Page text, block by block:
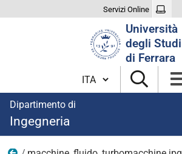
Servizi Online
Università
degli Studi
di Ferrara
Cambia lingua
Dipartimento di
Ingegneria